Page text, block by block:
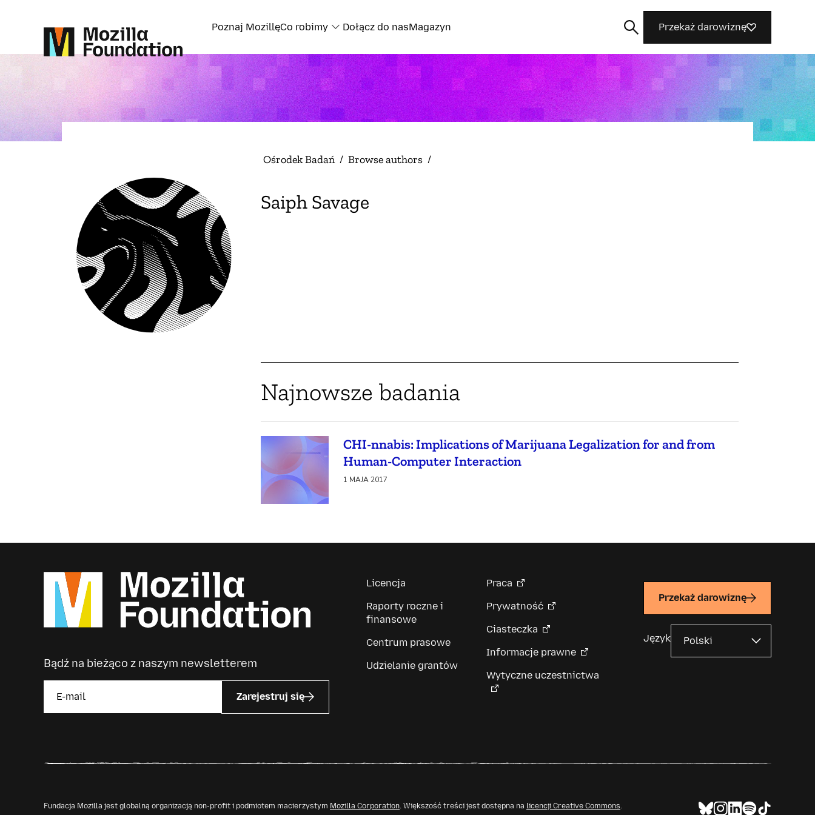
Poznaj MozillęCo robimy Dołącz do nasMagazyn Przekaż darowiznę
Ośrodek Badań / Browse authors /
Saiph Savage
Najnowsze badania
CHI-nnabis: Implications of Marijuana Legalization for and from
Human-Computer Interaction
1 MAJA 2017
Bądź na bieżąco z naszym newsletterem
Zarejestruj się
Licencja
Raporty roczne i
finansowe
Centrum prasowe
Udzielanie grantów
Praca
Prywatność
Ciasteczka
Informacje prawne
Wytyczne uczestnictwa
Przekaż darowiznę
Język
Fundacja Mozilla jest globalną organizacją non-profit i podmiotem macierzystym Mozilla Corporation . Większość treści jest dostępna na licencji Creative Commons